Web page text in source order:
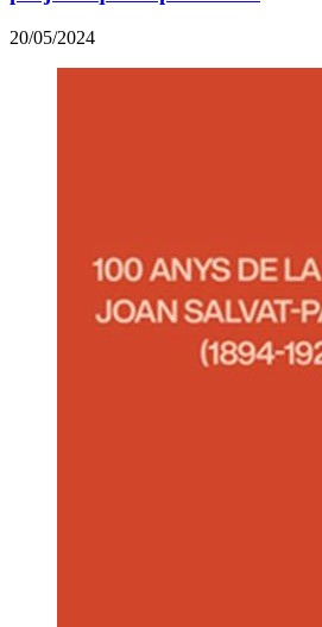
20/05/2024